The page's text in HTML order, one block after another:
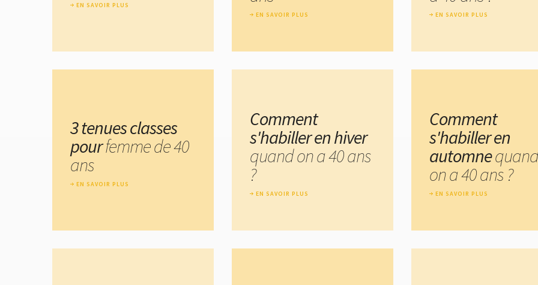
EN SAVOIR PLUS
EN SAVOIR PLUS EN SAVOIR PLUS
3 tenues classes
pourfemme de 40
ans
EN SAVOIR PLUS
Comment
s'habiller en hiver
quand on a 40 ans
?
EN SAVOIR PLUS
Comment
s'habiller en
automnequand
on a 40 ans ?
EN SAVOIR PLUS